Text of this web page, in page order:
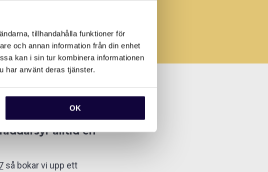
tillhandahålla funktioner för
och annan information från din enhet
kan i sin tur kombinera informationen
har använt deras tjänster.
OK
HR-team eller
alltid en
så bokar vi upp ett